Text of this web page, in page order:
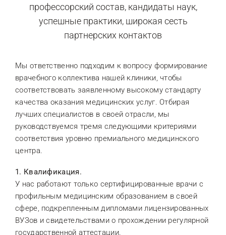
профессорский состав, кандидаты наук,
успешные практики, широкая сесть
партнерских контактов
Мы ответственно подходим к вопросу формирование
врачебного коллектива нашей клиники, чтобы
соответствовать заявленному высокому стандарту
качества оказания медицинских услуг. Отбирая
лучших специалистов в своей отрасли, мы
руководствуемся тремя следующими критериями
соответствия уровню премиального медицинского
центра.
1. Квалификация.
У нас работают только сертифицированные врачи с
профильным медицинским образованием в своей
сфере, подкрепленным дипломами лицензированных
ВУЗов и свидетельствами о прохождении регулярной
государственной аттестации.